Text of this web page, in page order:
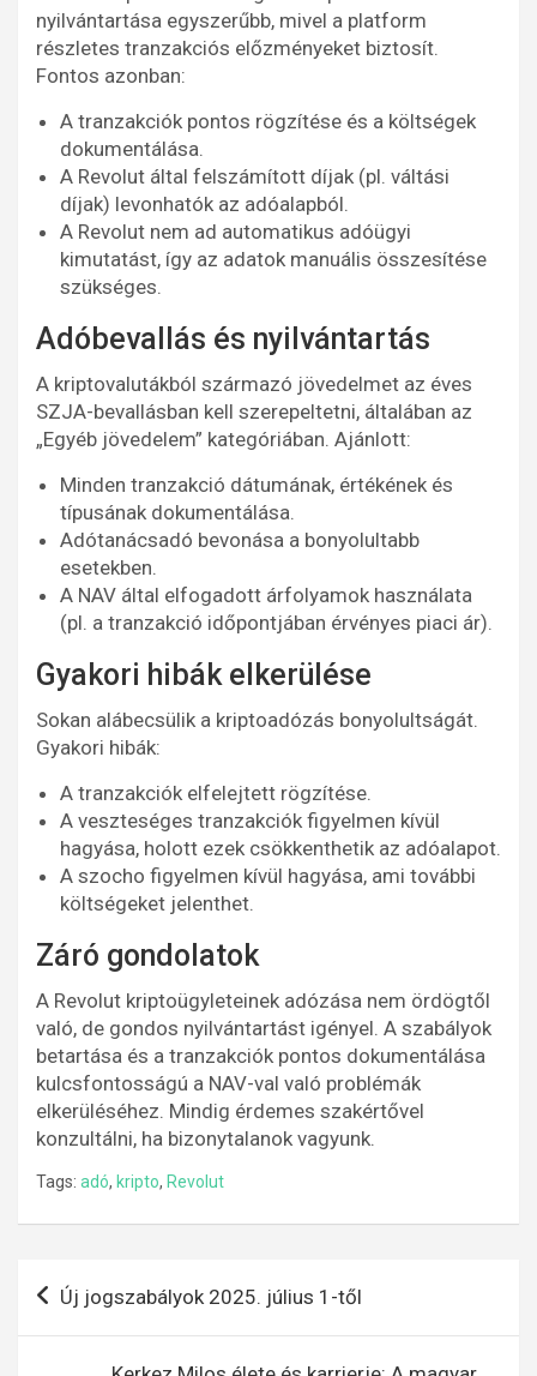
nyilvántartása egyszerűbb, mivel a platform
részletes tranzakciós előzményeket biztosít.
Fontos azonban:
A tranzakciók pontos rögzítése és a költségek
dokumentálása.
A Revolut által felszámított díjak (pl. váltási
díjak) levonhatók az adóalapból.
A Revolut nem ad automatikus adóügyi
kimutatást, így az adatok manuális összesítése
szükséges.
Adóbevallás és nyilvántartás
A kriptovalutákból származó jövedelmet az éves
SZJA-bevallásban kell szerepeltetni, általában az
„Egyéb jövedelem” kategóriában. Ajánlott:
Minden tranzakció dátumának, értékének és
típusának dokumentálása.
Adótanácsadó bevonása a bonyolultabb
esetekben.
A NAV által elfogadott árfolyamok használata
(pl. a tranzakció időpontjában érvényes piaci ár).
Gyakori hibák elkerülése
Sokan alábecsülik a kriptoadózás bonyolultságát.
Gyakori hibák:
A tranzakciók elfelejtett rögzítése.
A veszteséges tranzakciók figyelmen kívül
hagyása, holott ezek csökkenthetik az adóalapot.
A szocho figyelmen kívül hagyása, ami további
költségeket jelenthet.
Záró gondolatok
A Revolut kriptoügyleteinek adózása nem ördögtől
való, de gondos nyilvántartást igényel. A szabályok
betartása és a tranzakciók pontos dokumentálása
kulcsfontosságú a NAV-val való problémák
elkerüléséhez. Mindig érdemes szakértővel
konzultálni, ha bizonytalanok vagyunk.
Tags: adó, kripto, Revolut
Bejegyzés
navigáció
Új jogszabályok 2025. július 1-től